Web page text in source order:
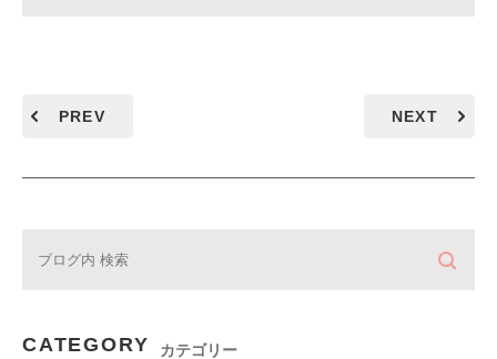
PREV NEXT
CATEGORY カテゴリー